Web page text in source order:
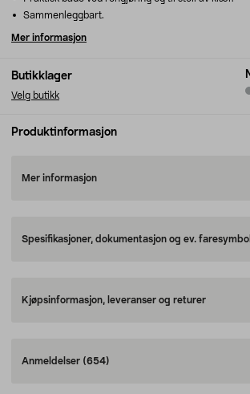
Butikklager
Velg butikk
Sammenleggbart.
Mer informasjon
Produktinformasjon
Mer informasjon
Spesifikasjoner, dokumentasjon og ev.
Kjøpsinformasjon, leveranser og returer
Anmeldelser (654)